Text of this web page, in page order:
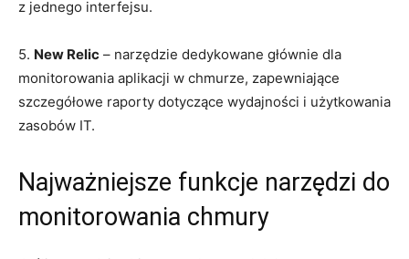
z⁤ jednego interfejsu.
5. New Relic – narzędzie dedykowane głównie dla‌
monitorowania aplikacji w chmurze, zapewniające
szczegółowe raporty dotyczące wydajności ⁢i użytkowania
zasobów‌ IT.
Najważniejsze‌ funkcje narzędzi ‍do
monitorowania chmury